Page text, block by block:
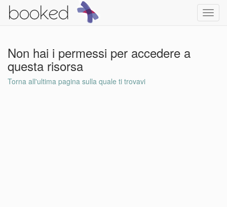
Non hai i permessi per accedere a
questa risorsa
Torna all'ultima pagina sulla quale ti trovavi